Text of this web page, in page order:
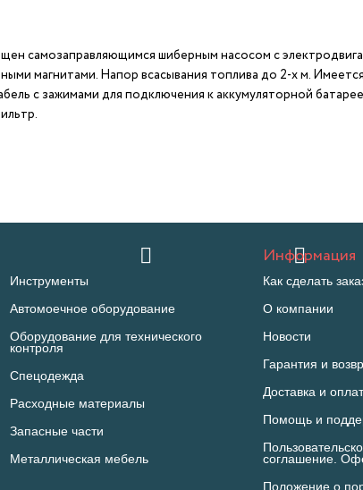
самозаправляющимся шиберным насосом с
магнитами. Напор всасывания топлива до 2-х м.
с зажимами для подключения к аккумуляторной
Инструменты
Автомоечное оборудование
Оборудование для технического
контроля
Спецодежда
Расходные материалы
Запасные части
Металлическая мебель
Информация
Как сделать
О компании
Новости
Гарантия и
Доставка и
Помощь и
соглашение.
Положение о